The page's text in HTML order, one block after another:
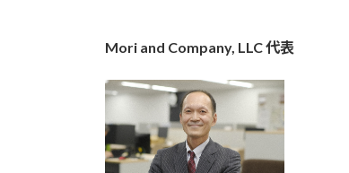
Mori and Company, LLC 代表